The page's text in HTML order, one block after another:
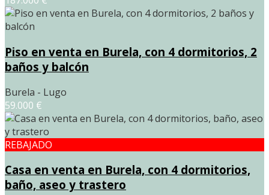
Piso en venta en Burela, con 4 dormitorios, 2
baños y balcón
Burela - Lugo
59.000 €
REBAJADO
Casa en venta en Burela, con 4 dormitorios,
baño, aseo y trastero